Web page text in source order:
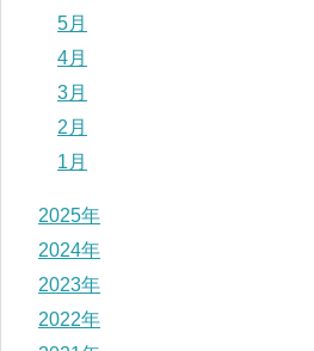
5月
4月
3月
2月
1月
2025年
2024年
2023年
2022年